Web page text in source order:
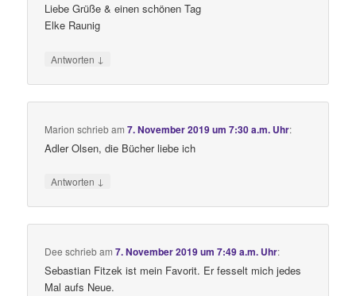
Liebe Grüße & einen schönen Tag
Elke Raunig
Antworten ↓
Marion schriebam7. November 2019 um 7:30 a.m. Uhr:
Adler Olsen, die Bücher liebe ich
Antworten ↓
Dee schriebam7. November 2019 um 7:49 a.m. Uhr:
Sebastian Fitzek ist mein Favorit. Er fesselt mich jedes
Mal aufs Neue.